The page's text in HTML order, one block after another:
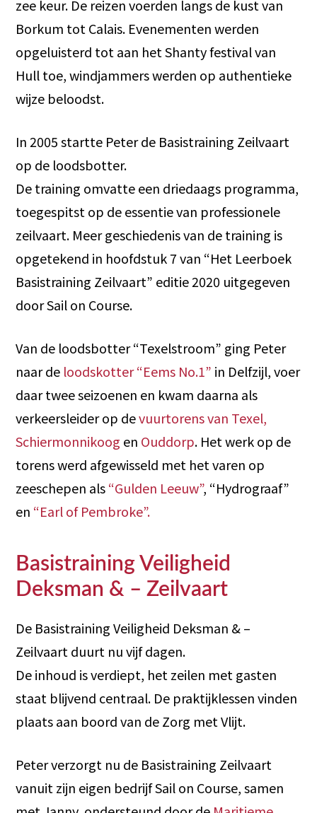
zee keur. De reizen voerden langs de kust van
Borkum tot Calais. Evenementen werden
opgeluisterd tot aan het Shanty festival van
Hull toe, windjammers werden op authentieke
wijze beloodst.
In 2005 startte Peter de Basistraining Zeilvaart
op de loodsbotter.
De training omvatte een driedaags programma,
toegespitst op de essentie van professionele
zeilvaart. Meer geschiedenis van de training is
opgetekend in hoofdstuk 7 van “Het Leerboek
Basistraining Zeilvaart” editie 2020 uitgegeven
door Sail on Course.
Van de loodsbotter “Texelstroom” ging Peter
naar de loodskotter “Eems No.1” in Delfzijl, voer
daar twee seizoenen en kwam daarna als
verkeersleider op devuurtorens van Texel,
Schiermonnikoog en Ouddorp. Het werk op de
torens werd afgewisseld met het varen op
zeeschepen als“Gulden Leeuw”, “Hydrograaf”
en “Earl of Pembroke”.
Basistraining Veiligheid
Deksman & – Zeilvaart
De Basistraining Veiligheid Deksman & –
Zeilvaart duurt nu vijf dagen.
De inhoud is verdiept, het zeilen met gasten
staat blijvend centraal. De praktijklessen vinden
plaats aan boord van de Zorg met Vlijt.
Peter verzorgt nu de Basistraining Zeilvaart
vanuit zijn eigen bedrijf Sail on Course, samen